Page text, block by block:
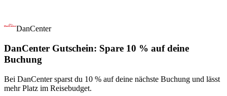
DanCenter
DanCenter Gutschein: Spare 10 % auf deine
Buchung
Bei DanCenter sparst du 10 % auf deine nächste Buchung und lässt
mehr Platz im Reisebudget.